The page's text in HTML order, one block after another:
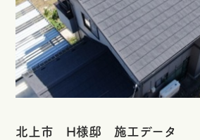
北上市 H様邸 施工データ